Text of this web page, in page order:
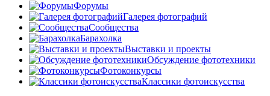
Форумы
Галерея фотографий
Сообщества
Барахолка
Выставки и проекты
Обсуждение фототехники
Фотоконкурсы
Классики фотоискусства